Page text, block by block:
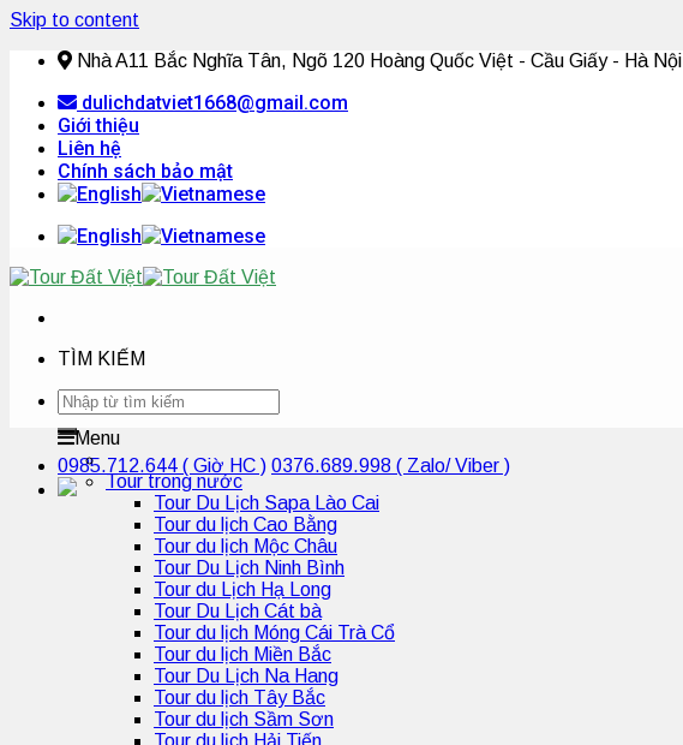
Skip to content
Nhà A11 Bắc Nghĩa Tân, Ngõ 120 Hoàng Quốc Việt - Cầu Giấy - Hà Nội
dulichdatviet1668@gmail.com
Giới thiệu
Liên hệ
Chính sách bảo mật
TÌM KIẾM
0985.712.644 ( Giờ HC ) 0376.689.998 ( Zalo/ Viber )
Menu
Tour trong nước
Tour Du Lịch Sapa Lào Cai
Tour du lịch Cao Bằng
Tour du lịch Mộc Châu
Tour Du Lịch Ninh Bình
Tour du Lịch Hạ Long
Tour Du Lịch Cát bà
Tour du lịch Móng Cái Trà Cổ
Tour du lịch Miền Bắc
Tour Du Lịch Na Hang
Tour du lịch Tây Bắc
Tour du lịch Sầm Sơn
Tour du lịch Hải Tiến